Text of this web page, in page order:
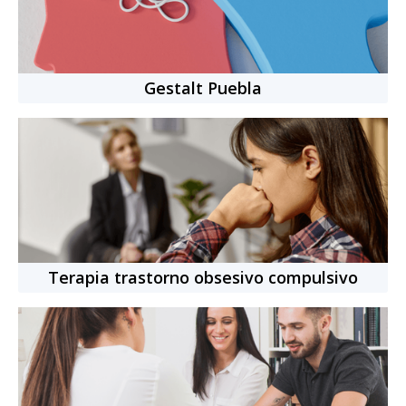
citas completadas
Cita individual- 50min. $769.00 MXN
online Nuevo en Terapify
Alberto Fernando Schietekat Soler
Gestalt Puebla
Terapia trastorno obsesivo compulsivo